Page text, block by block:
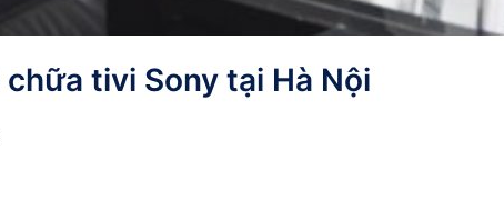
tivi Sony tại Hà Nội